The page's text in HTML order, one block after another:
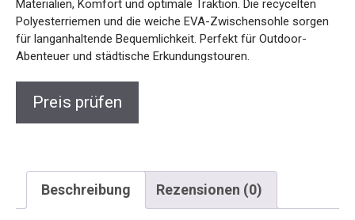
Polyesterriemen und die weiche EVA-Zwischensohle
sorgen für langanhaltende Bequemlichkeit. Perfekt für
Outdoor-Abenteuer und städtische Erkundungstouren.
Beschreibung Rezensionen (0)